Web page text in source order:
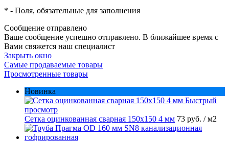
* - Поля, обязательные для заполнения
Сообщение отправлено
Ваше сообщение успешно отправлено. В ближайшее время с
Вами свяжется наш специалист
Закрыть окно
Самые продаваемые товары
Просмотренные товары
Новинка
Быстрый
просмотр
Сетка оцинкованная сварная 150х150 4 мм 73 руб. / м2